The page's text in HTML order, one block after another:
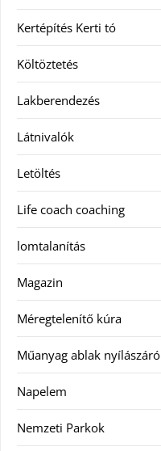
Kertépítés Kerti tó
Költöztetés
Lakberendezés
Látnivalók
Letöltés
Life coach coaching
lomtalanítás
Magazin
Méregtelenítő kúra
Műanyag ablak nyílászáró
Napelem
Nemzeti Parkok